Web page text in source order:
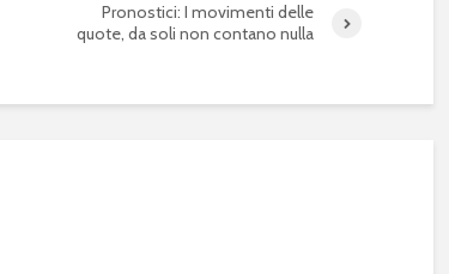
Pronostici: I movimenti delle
quote, da soli non contano nulla